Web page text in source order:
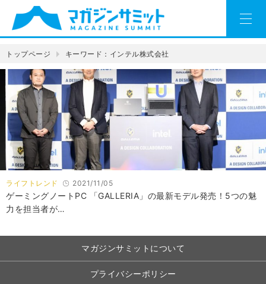
トップページ キーワード：インテル株式会社
ライフトレンド 2021/11/05
ゲーミングノートPC 「GALLERIA」の最新モデル発売！5つの魅
力を担当者が…
マガジンサミットについて
プライバシーポリシー